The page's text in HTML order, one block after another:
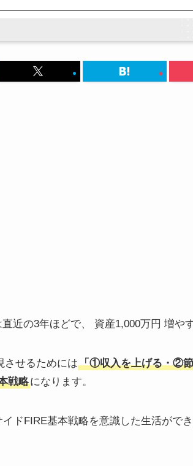
近の3年ほどで、 資産1,000万円 増や
させるためには「①収入を上げる・②
戦略になります。
ドFIRE基本戦略を意識した生活がで